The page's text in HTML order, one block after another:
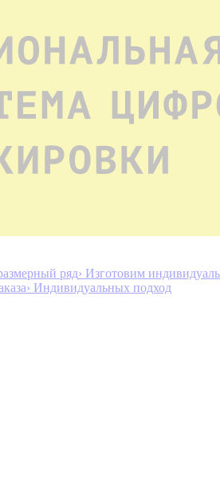
ряд› Изготовим
› Индивидуальных подход